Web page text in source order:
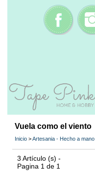
Vuela como el viento
Inicio >Artesania - Hecho a mano
3 Artículo (s) -
Pagina 1 de 1